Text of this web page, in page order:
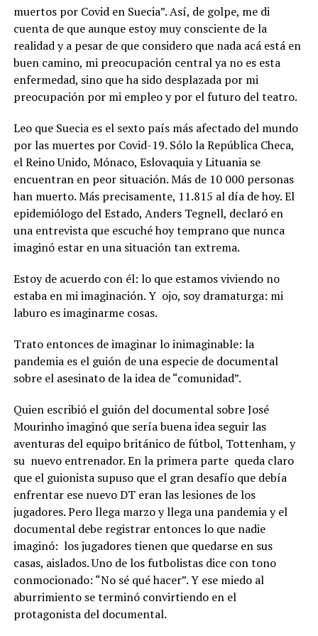
muertos por Covid en Suecia”. Así, de golpe, me di
cuenta de que aunque estoy muy consciente de la
realidad y a pesar de que considero que nada acá está en
buen camino, mi preocupación central ya no es esta
enfermedad, sino que ha sido desplazada por mi
preocupación por mi empleo y por el futuro del teatro.
Leo que Suecia es el sexto país más afectado del mundo
por las muertes por Covid-19. Sólo la República Checa,
el Reino Unido, Mónaco, Eslovaquia y Lituania se
encuentran en peor situación. Más de 10 000 personas
han muerto. Más precisamente, 11.815 al día de hoy. El
epidemiólogo del Estado, Anders Tegnell, declaró en
una entrevista que escuché hoy temprano que nunca
imaginó estar en una situación tan extrema.
Estoy de acuerdo con él: lo que estamos viviendo no
estaba en mi imaginación. Y ojo, soy dramaturga: mi
laburo es imaginarme cosas.
Trato entonces de imaginar lo inimaginable: la
pandemia es el guión de una especie de documental
sobre el asesinato de la idea de “comunidad”.
Quien escribió el guión del documental sobre José
Mourinho imaginó que sería buena idea seguir las
aventuras del equipo británico de fútbol, Tottenham, y
su nuevo entrenador. En la primera parte queda claro
que el guionista supuso que el gran desafío que debía
enfrentar ese nuevo DT eran las lesiones de los
jugadores. Pero llega marzo y llega una pandemia y el
documental debe registrar entonces lo que nadie
imaginó: los jugadores tienen que quedarse en sus
casas, aislados. Uno de los futbolistas dice con tono
conmocionado: “No sé qué hacer”. Y ese miedo al
aburrimiento se terminó convirtiendo en el
protagonista del documental.